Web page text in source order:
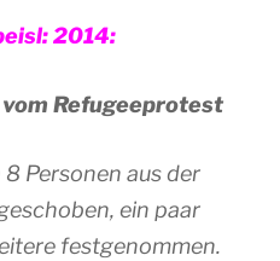
2014:
Refugeeprotest
Personen aus der
ein paar
festgenommen.